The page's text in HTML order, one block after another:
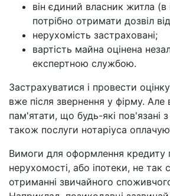
він єдиний власник житла
потрібно отримати дозвіл
нерухомість застраховані;
вартість майна оцінена
експертною службою.
Застрахуватися і провести
вже після звернення у фірму. Але
пам'ятати, що будь-які пов'язані
також послуги нотаріуса
Вимоги для оформлення кредиту
нерухомості, або іпотеки, не так
отриманні звичайного